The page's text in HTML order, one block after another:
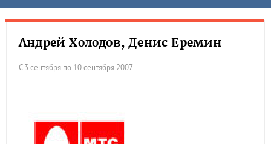
Андрей Холодов, Денис Еремин
С 3 сентября по 10 сентября 2007